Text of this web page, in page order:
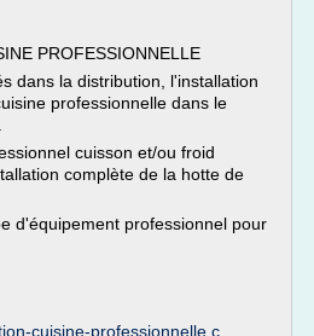
PROFESSIONNELLE
dans la distribution, l'installation
professionnelle dans le
cuisson et/ou froid
complète de la hotte de
d'équipement professionnel pour
cuisine-professionnelle.c ...